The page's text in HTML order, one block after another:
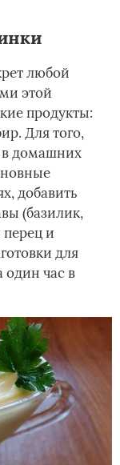
любой
этой
продукты:
Для того,
в домашних
добавить
(базилик,
и
для
один час в